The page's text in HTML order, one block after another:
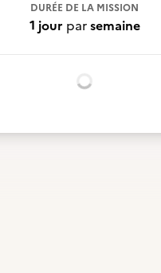
DURÉE DE LA MISSION
1 jour parsemaine
Chargement...